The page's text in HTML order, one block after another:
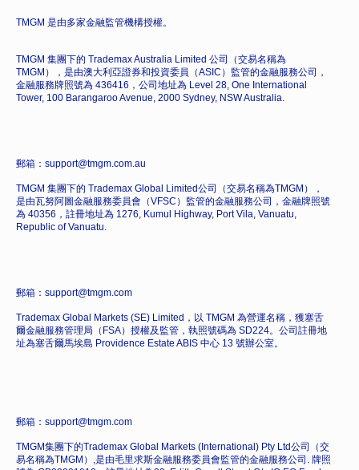
TMGM 是由多家金融監管機構授權。
TMGM 集團下的 Trademax Australia Limited 公司（交易名稱為
TMGM），是由澳大利亞證券和投資委員（ASIC）監管的金融服務公司，
金融服務牌照號為 436416，公司地址為 Level 28, One International
Tower, 100 Barangaroo Avenue, 2000 Sydney, NSW Australia.
郵箱：support@tmgm.com.au
TMGM 集團下的 Trademax Global Limited公司（交易名稱為TMGM），
是由瓦努阿圖金融服務委員會（VFSC）監管的金融服務公司，金融牌照號
為 40356，註冊地址為 1276, Kumul Highway, Port Vila, Vanuatu,
Republic of Vanuatu.
郵箱：support@tmgm.com
Trademax Global Markets (SE) Limited，以 TMGM 為營運名稱，獲塞舌
爾金融服務管理局（FSA）授權及監管，執照號碼為 SD224。公司註冊地
址為塞舌爾馬埃島 Providence Estate ABIS 中心 13 號辦公室。
郵箱：support@tmgm.com
TMGM集團下的Trademax Global Markets (International) Pty Ltd公司（交
易名稱為TMGM）,是由毛里求斯金融服務委員會監管的金融服務公司. 牌照